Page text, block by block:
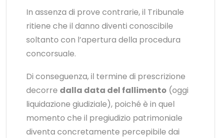
In assenza di prove contrarie, il Tribunale
ritiene che il danno diventi conoscibile
soltanto con l’apertura della procedura
concorsuale.
Di conseguenza, il termine di prescrizione
decorre dalla data del fallimento (oggi
liquidazione giudiziale), poiché è in quel
momento che il pregiudizio patrimoniale
diventa concretamente percepibile dai